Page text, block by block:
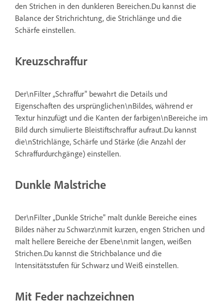
den Strichen in den dunkleren Bereichen.Du kannst die
Balance der Strichrichtung, die Strichlänge und die
Schärfe einstellen.
Kreuzschraffur
Der\nFilter „Schraffur" bewahrt die Details und
Eigenschaften des ursprünglichen\nBildes, während er
Textur hinzufügt und die Kanten der farbigen\nBereiche im
Bild durch simulierte Bleistiftschraffur aufraut.Du kannst
die\nStrichlänge, Schärfe und Stärke (die Anzahl der
Schraffurdurchgänge) einstellen.
Dunkle Malstriche
Der\nFilter „Dunkle Striche" malt dunkle Bereiche eines
Bildes näher zu Schwarz\nmit kurzen, engen Strichen und
malt hellere Bereiche der Ebene\nmit langen, weißen
Strichen.Du kannst die Strichbalance und die
Intensitätsstufen für Schwarz und Weiß einstellen.
Mit Feder nachzeichnen